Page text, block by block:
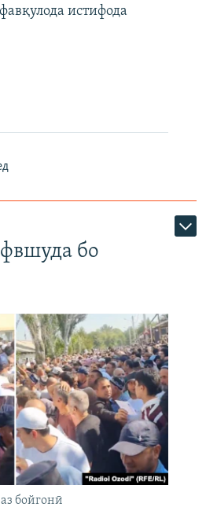
истифода
бо
бойгонӣ